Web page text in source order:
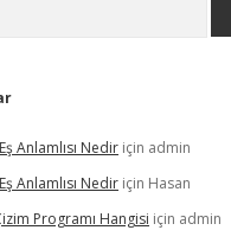
Anlamlısı Nedir için admin
Anlamlısı Nedir için Hasan
Programı Hangisi için admin